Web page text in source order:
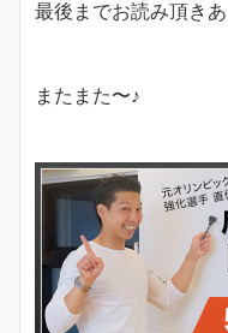
最後までお読み頂き
またまた〜♪